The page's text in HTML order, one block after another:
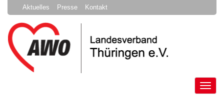
Aktuelles Presse Kontakt